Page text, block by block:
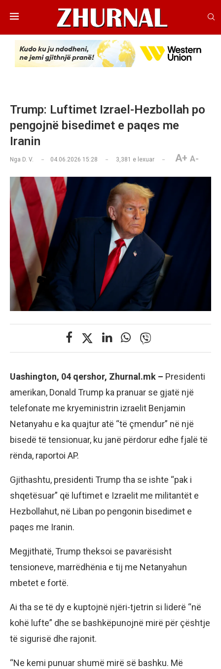
Trump: Luftimet Izrael-Hezbollah po
pengojnë bisedimet e paqes me
Iranin
Nga D. V. 04.06.2026 15:28 3,381 e lexuar A+ A-
Uashington, 04 qershor, Zhurnal.mk – Presidenti
amerikan, Donald Trump ka pranuar se gjatë një
telefonate me kryeministrin izraelit Benjamin
Netanyahu e ka quajtur atë “të çmendur” në një
bisedë të tensionuar, ku janë përdorur edhe fjalë të
rënda, raportoi AP.
Gjithashtu, presidenti Trump tha se ishte “pak i
shqetësuar” që luftimet e Izraelit me militantët e
Hezbollahut, në Liban po pengonin bisedimet e
paqes me Iranin.
Megjithatë, Trump theksoi se pavarësisht
tensioneve, marrëdhënia e tij me Netanyahun
mbetet e fortë.
Ai tha se të dy e kuptojnë njëri-tjetrin si liderë “në
kohë lufte” dhe se bashkëpunojnë mirë për çështje
të sigurisë dhe rajonit.
“Ne kemi punuar shumë mirë së bashku. Më